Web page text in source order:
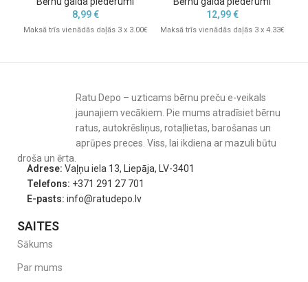
8,99€
Maksā trīs vienādās daļās 3 x 3.00€
12,99€
Maksā trīs vienādās daļās 3 x 4.33€
Ratu Depo – uzticams bērnu preču e-veikals
jaunajiem vecākiem. Pie mums atradīsiet bērnu
ratus, autokrēsliņus, rotaļlietas, barošanas un
aprūpes preces. Viss, lai ikdiena ar mazuli būtu
droša un ērta.
Adrese: Vaļņu iela 13, Liepāja, LV-3401
Telefons: +371 291 27 701
E-pasts: info@ratudepo.lv
SAITES
Sākums
Par mums